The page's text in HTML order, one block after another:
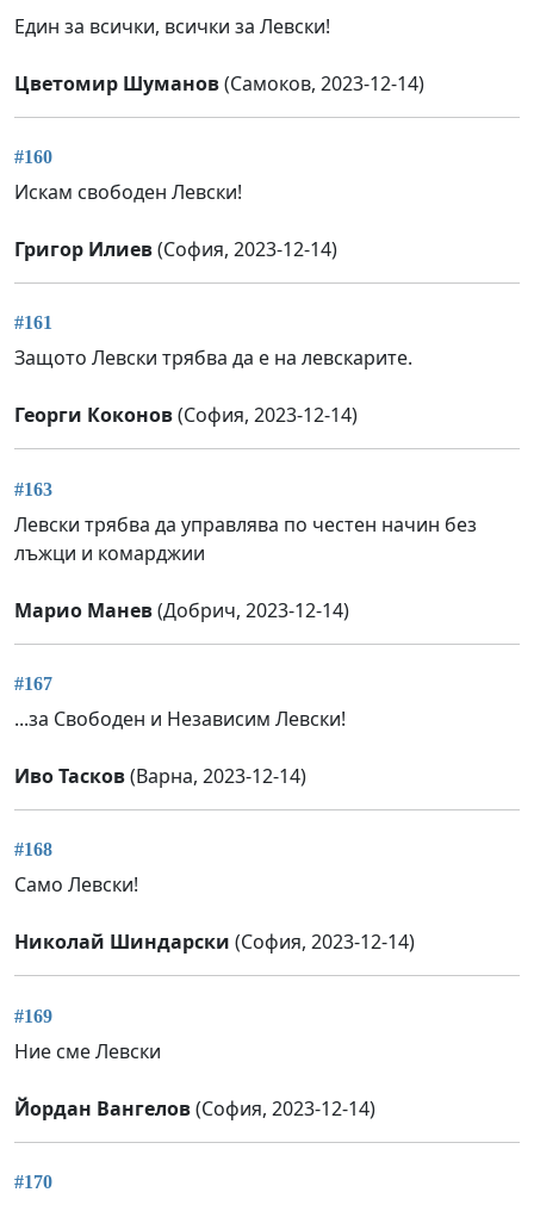
Един за всички, всички за Левски!
Цветомир Шуманов(Самоков, 2023-12-14)
#160
Искам свободен Левски!
Григор Илиев(София, 2023-12-14)
#161
Защото Левски трябва да е на левскарите.
Георги Коконов(София, 2023-12-14)
#163
Левски трябва да управлява по честен начин без
лъжци и комарджии
Марио Манев(Добрич, 2023-12-14)
#167
...за Свободен и Независим Левски!
Иво Тасков(Варна, 2023-12-14)
#168
Само Левски!
Николай Шиндарски (София, 2023-12-14)
#169
Ние сме Левски
Йордан Вангелов(София, 2023-12-14)
#170